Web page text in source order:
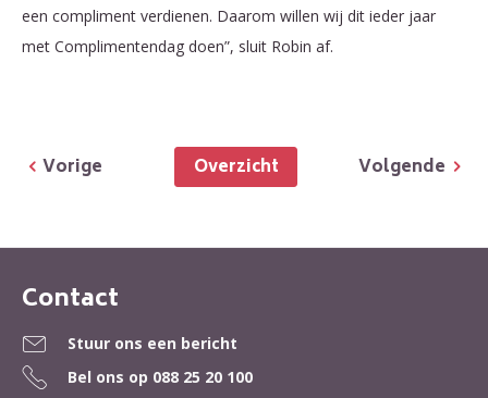
een compliment verdienen. Daarom willen wij dit ieder jaar
met Complimentendag doen”, sluit Robin af.
Volgende
Overzicht
Vorige
Contactinformatie
Contact
Stuur ons een bericht
Bel ons op 088 25 20 100